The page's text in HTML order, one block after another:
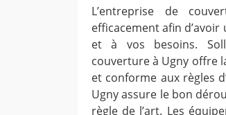
L’entreprise de
efficacement afin
et à vos besoins.
couverture à Ugny offre
et conforme aux règles
Ugny assure le bon
règle de l’art. Les